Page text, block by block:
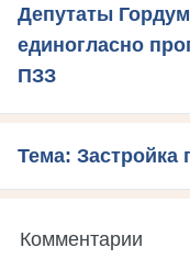
Депутаты
единогласно
ПЗЗ
Тема: Застройка
Комментарии